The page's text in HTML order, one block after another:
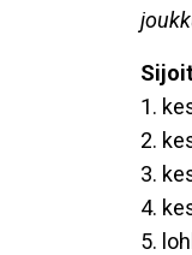
1.
2.
3.
4.
5.